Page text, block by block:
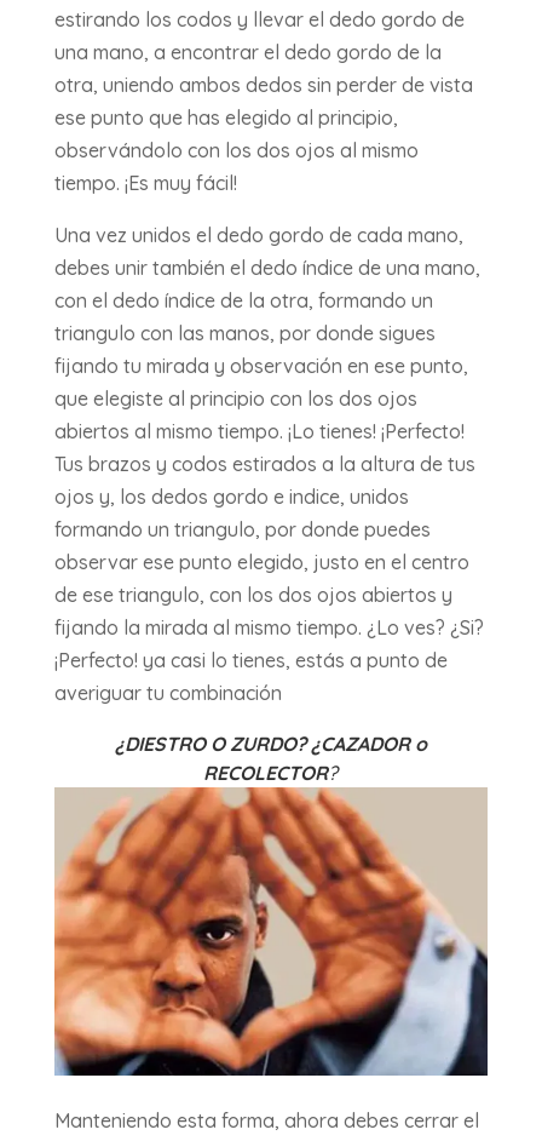
estirando los codos y llevar el dedo gordo de
una mano, a encontrar el dedo gordo de la
otra, uniendo ambos dedos sin perder de vista
ese punto que has elegido al principio,
observándolo con los dos ojos al mismo
tiempo. ¡Es muy fácil!
Una vez unidos el dedo gordo de cada mano,
debes unir también el dedo índice de una mano,
con el dedo índice de la otra, formando un
triangulo con las manos, por donde sigues
fijando tu mirada y observación en ese punto,
que elegiste al principio con los dos ojos
abiertos al mismo tiempo. ¡Lo tienes! ¡Perfecto!
Tus brazos y codos estirados a la altura de tus
ojos y, los dedos gordo e indice, unidos
formando un triangulo, por donde puedes
observar ese punto elegido, justo en el centro
de ese triangulo, con los dos ojos abiertos y
fijando la mirada al mismo tiempo. ¿Lo ves? ¿Si?
¡Perfecto! ya casi lo tienes, estás a punto de
averiguar tu combinación
¿DIESTRO O ZURDO? ¿CAZADOR o
RECOLECTOR?
Manteniendo esta forma, ahora debes cerrar el